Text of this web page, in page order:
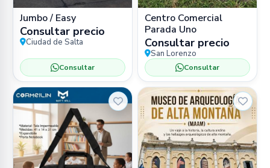
Jumbo / Easy
Consultar precio
Ciudad de Salta
Consultar
Centro Comercial
Parada Uno
Consultar precio
San Lorenzo
Consultar